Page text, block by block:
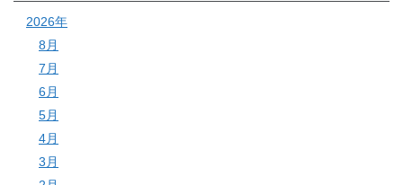
2026年
8月
7月
6月
5月
4月
3月